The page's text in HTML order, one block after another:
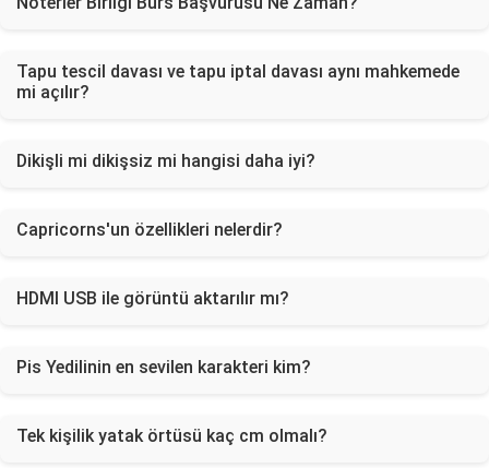
Tapu tescil davası ve tapu iptal davası aynı mahkemede
mi açılır?
Dikişli mi dikişsiz mi hangisi daha iyi?
Capricorns'un özellikleri nelerdir?
HDMI USB ile görüntü aktarılır mı?
Pis Yedilinin en sevilen karakteri kim?
Tek kişilik yatak örtüsü kaç cm olmalı?